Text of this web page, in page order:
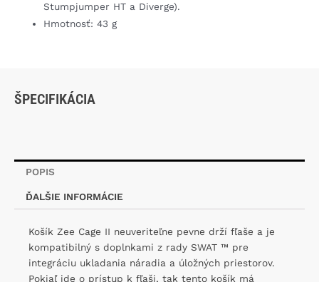
Stumpjumper HT a Diverge).
Hmotnosť: 43 g
ŠPECIFIKÁCIA
POPIS
ĎALŠIE INFORMÁCIE
Košík Zee Cage II neuveriteľne pevne drží fľaše a je
kompatibilný s doplnkami z rady SWAT ™ pre
integráciu ukladania náradia a úložných priestorov.
Pokiaľ ide o prístup k fľaši, tak tento košík má